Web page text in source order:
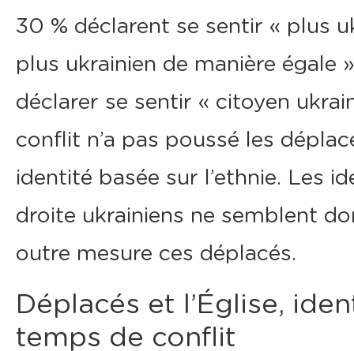
30 % déclarent se sentir « plus
plus ukrainien de manière égale
déclarer se sentir « citoyen
conflit n’a pas poussé les
identité basée sur l’ethnie. Les
droite ukrainiens ne semblent
outre mesure ces déplacés.
Déplacés et l’Église,
temps de conflit